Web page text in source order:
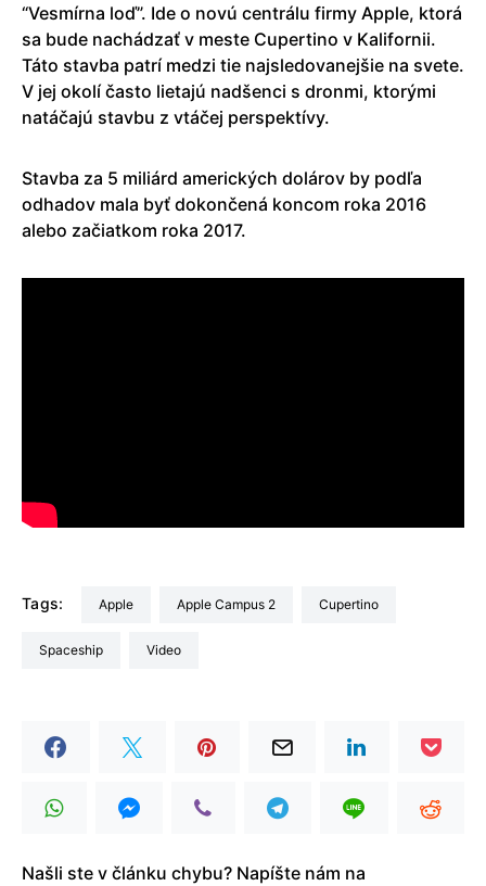
“Vesmírna loď”. Ide o novú centrálu firmy Apple, ktorá
sa bude nachádzať v meste Cupertino v Kalifornii.
Táto stavba patrí medzi tie najsledovanejšie na svete.
V jej okolí často lietajú nadšenci s dronmi, ktorými
natáčajú stavbu z vtáčej perspektívy.
Stavba za 5 miliárd amerických dolárov by podľa
odhadov mala byť dokončená koncom roka 2016
alebo začiatkom roka 2017.
Tags: Apple Apple Campus 2 Cupertino
Spaceship video
Našli ste v článku chybu? Napíšte nám na